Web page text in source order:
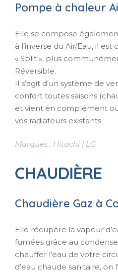
Pompe à chaleur
Elle se compose
à l’inverse du Air/Eau, il
« Split », plus
Réversible.
Il s’agit d’un système de
confort toutes saisons
et vient en complément
vos radiateurs existants.
Marques : Hitachi | LG
CHAUDIÈRE
Chaudière Gaz à
Elle récupère la vapeur
fumées grâce au
chauffer l’eau de votre
d’eau chaude sanitaire, on